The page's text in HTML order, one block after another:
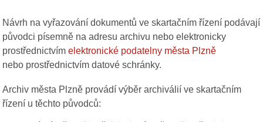
Návrh na vyřazování dokumentů ve skartačním řízení podávají
původci písemně na adresu archivu nebo elektronicky
prostřednictvímelektronické podatelny města Plzně
nebo prostřednictvím datové schránky.
Archiv města Plzně provádí výběr archiválií ve skartačním
řízení u těchto původců: